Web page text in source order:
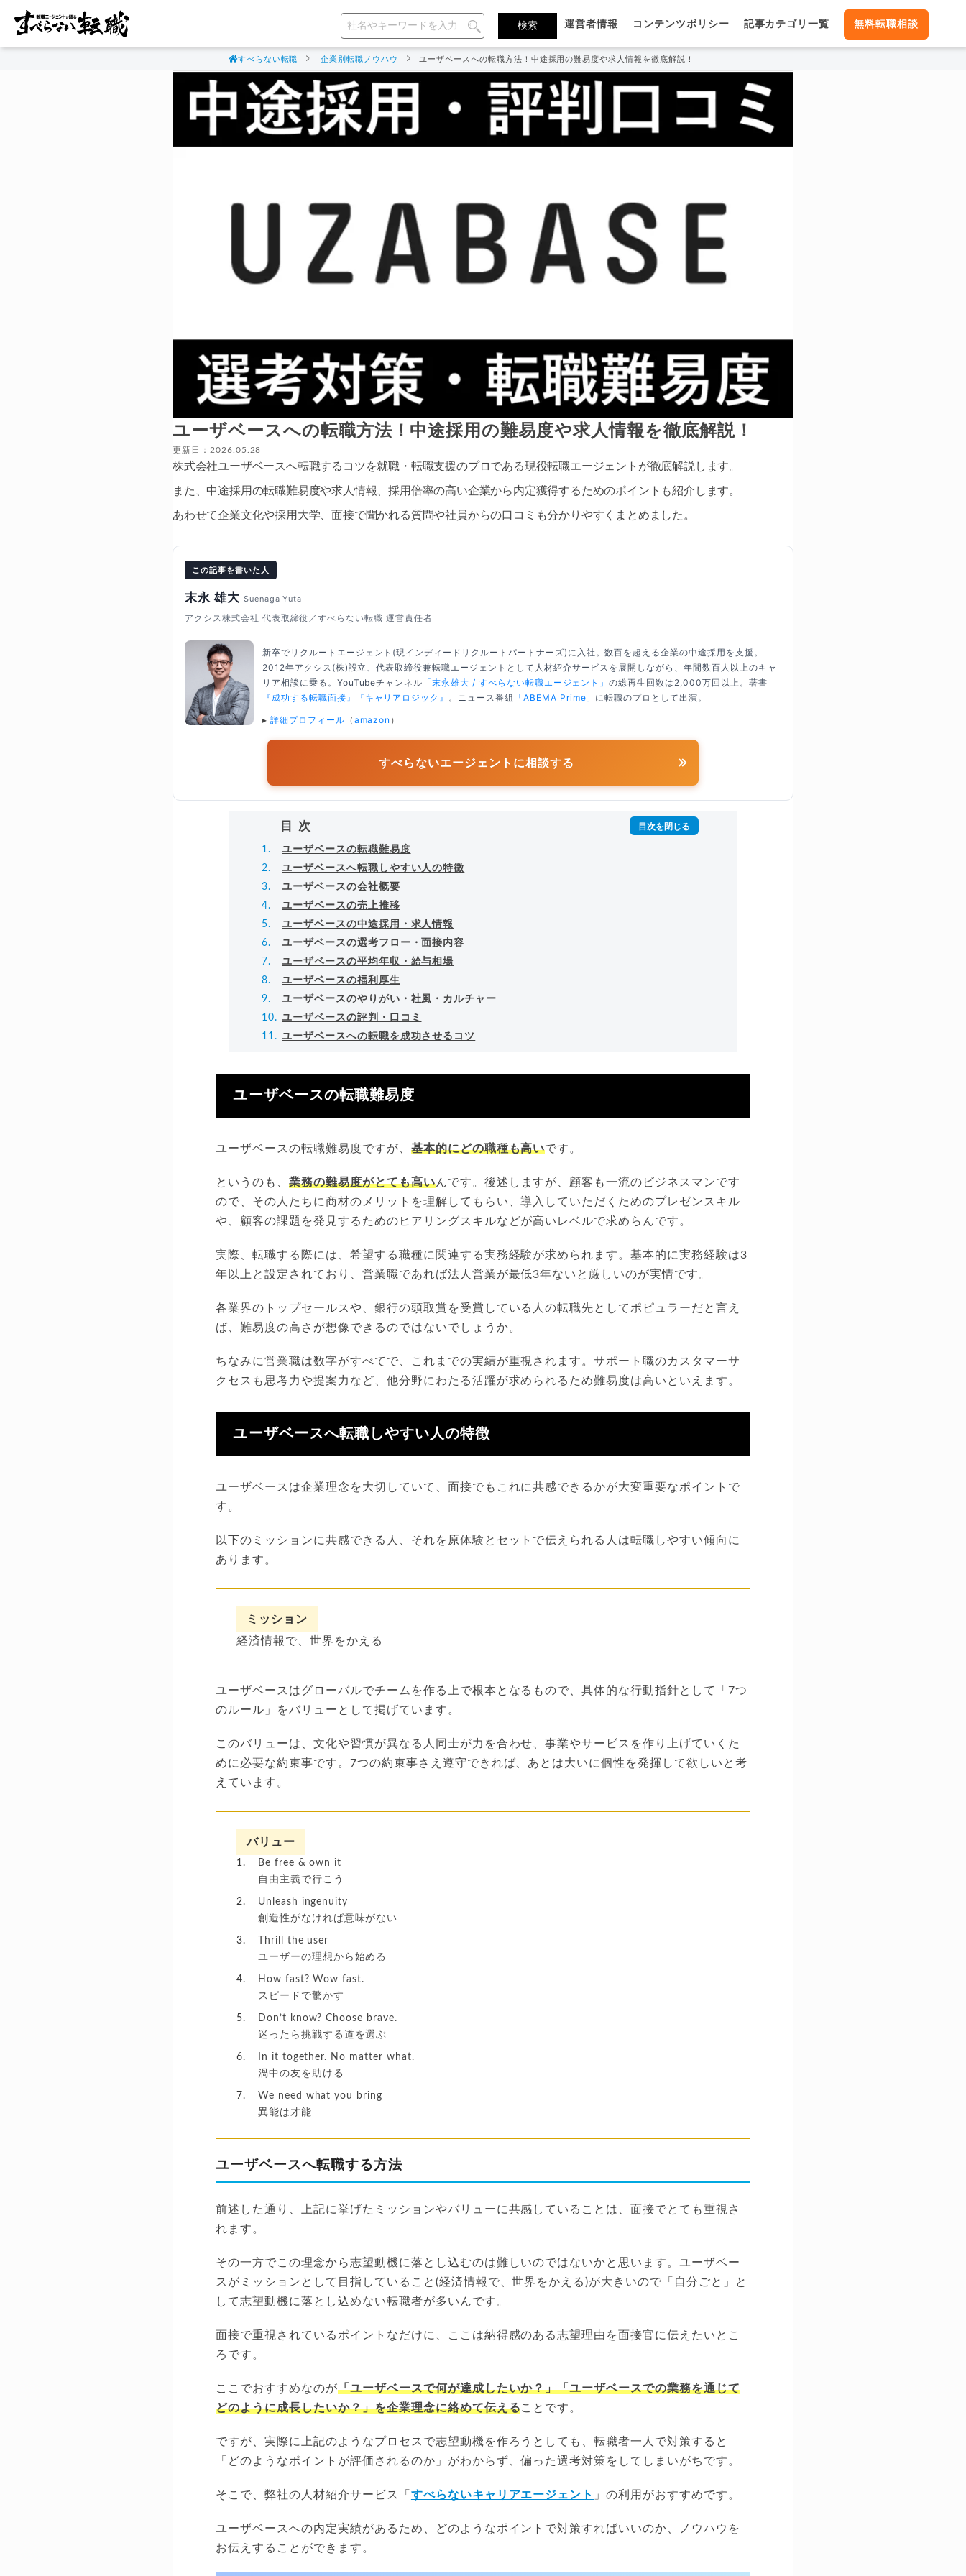
運営者情報 コンテンツポリシー 記事カテゴリ一覧 無料転職相談
すべらない転職 企業別転職ノウハウ ユーザベースへの転職方法！中途採用の難易度や求人情報を徹底解説！
ユーザベースへの転職方法！中途採用の難易度や求人情報を徹底解説！
更新日：2026.05.28
株式会社ユーザベースへ転職するコツを就職・転職支援のプロである現役転職エージェントが徹底解説します。
また、中途採用の転職難易度や求人情報、採用倍率の高い企業から内定獲得するためのポイントも紹介します。
あわせて企業文化や採用大学、面接で聞かれる質問や社員からの口コミも分かりやすくまとめました。
この記事を書いた人
末永 雄大 Suenaga Yuta
アクシス株式会社 代表取締役／すべらない転職 運営責任者
新卒でリクルートエージェント(現インディードリクルートパートナーズ)に入社。数百を超える企業の中途採用を支援。
2012年アクシス(株)設立、代表取締役兼転職エージェントとして人材紹介サービスを展開しながら、年間数百人以上のキャ
リア相談に乗る。YouTubeチャンネル 「末永雄大 / すべらない転職エージェント」の総再生回数は2,000万回以上。著書
『成功する転職面接』
『キャリアロジック』 。ニュース番組 「ABEMA Prime」 に転職のプロとして出演。
▸ 詳細プロフィール （ amazon ）
すべらないエージェントに相談する
目次
ユーザベースの転職難易度
ユーザベースへ転職しやすい人の特徴
ユーザベースの会社概要
ユーザベースの売上推移
ユーザベースの中途採用・求人情報
ユーザベースの選考フロー・面接内容
ユーザベースの平均年収・給与相場
ユーザベースの福利厚生
ユーザベースのやりがい・社風・カルチャー
ユーザベースの評判・口コミ
ユーザベースへの転職を成功させるコツ
ユーザベースの転職難易度
ユーザベースの転職難易度ですが、 基本的にどの職種も高いです。
というのも、業務の難易度がとても高いんです。後述しますが、顧客も一流のビジネスマンです
ので、その人たちに商材のメリットを理解してもらい、導入していただくためのプレゼンスキル
や、顧客の課題を発見するためのヒアリングスキルなどが高いレベルで求めらんです。
実際、転職する際には、希望する職種に関連する実務経験が求められます。基本的に実務経験は3
年以上と設定されており、営業職であれば法人営業が最低3年ないと厳しいのが実情です。
各業界のトップセールスや、銀行の頭取賞を受賞している人の転職先としてポピュラーだと言え
ば、難易度の高さが想像できるのではないでしょうか。
ちなみに営業職は数字がすべてで、これまでの実績が重視されます。サポート職のカスタマーサ
クセスも思考力や提案力など、他分野にわたる活躍が求められるため難易度は高いといえます。
ユーザベースへ転職しやすい人の特徴
ユーザベースは企業理念を大切していて、面接でもこれに共感できるかが大変重要なポイントで
す。
以下のミッションに共感できる人、それを原体験とセットで伝えられる人は転職しやすい傾向に
あります。
ミッション
経済情報で、世界をかえる
ユーザベースはグローバルでチームを作る上で根本となるもので、具体的な行動指針として「7つ
のルール」をバリューとして掲げています。
このバリューは、文化や習慣が異なる人同士が力を合わせ、事業やサービスを作り上げていくた
めに必要な約束事です。7つの約束事さえ遵守できれば、あとは大いに個性を発揮して欲しいと考
えています。
バリュー
Be free & own it
自由主義で行こう
Unleash ingenuity
創造性がなければ意味がない
Thrill the user
ユーザーの理想から始める
How fast? Wow fast.
スピードで驚かす
Don’t know? Choose brave.
迷ったら挑戦する道を選ぶ
In it together. No matter what.
渦中の友を助ける
We need what you bring
異能は才能
ユーザベースへ転職する方法
前述した通り、上記に挙げたミッションやバリューに共感していることは、面接でとても重視さ
れます。
その一方でこの理念から志望動機に落とし込むのは難しいのではないかと思います。ユーザベー
スがミッションとして目指していること(経済情報で、世界をかえる)が大きいので「自分ごと」と
して志望動機に落とし込めない転職者が多いんです。
面接で重視されているポイントなだけに、ここは納得感のある志望理由を面接官に伝えたいとこ
ろです。
ここでおすすめなのが「ユーザベースで何が達成したいか？」「ユーザベースでの業務を通じて
どのように成長したいか？」を企業理念に絡めて伝えることです。
ですが、実際に上記のようなプロセスで志望動機を作ろうとしても、転職者一人で対策すると
「どのようなポイントが評価されるのか」がわからず、偏った選考対策をしてしまいがちです。
そこで、弊社の人材紹介サービス「 すべらないキャリアエージェント 」の利用がおすすめです。
ユーザベースへの内定実績があるため、どのようなポイントで対策すればいいのか、ノウハウを
お伝えすることができます。